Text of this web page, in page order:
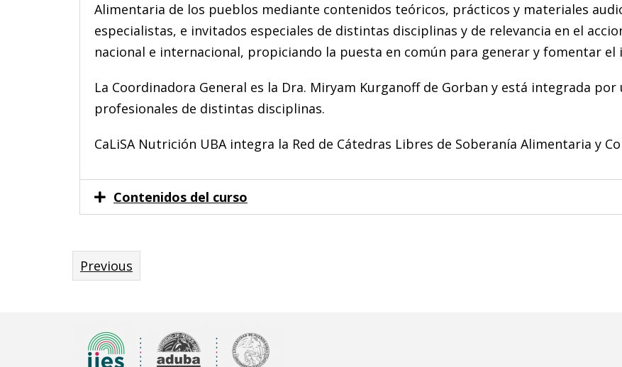
Alimentaria de los pueblos mediante contenidos teóricos, prácticos y materiales
especialistas, e invitados especiales de distintas disciplinas y de relevancia en el
nacional e internacional, propiciando la puesta en común para generar y fomentar
La Coordinadora General es la Dra. Miryam Kurganoff de Gorban y está integrada
profesionales de distintas disciplinas.
CaLiSA Nutrición UBA integra la Red de Cátedras Libres de Soberanía Alimentaria y
Contenidos del curso
Previous